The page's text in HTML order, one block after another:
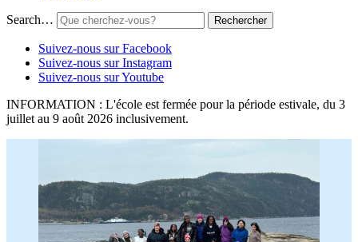
Search…
Suivez-nous sur Facebook
Suivez-nous sur Instagram
Suivez-nous sur Youtube
INFORMATION : L'école est fermée pour la période estivale, du 3
juillet au 9 août 2026 inclusivement.